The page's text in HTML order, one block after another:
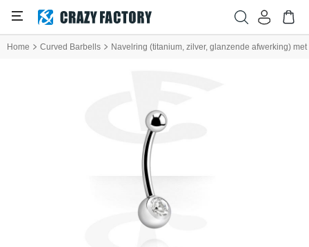
Home Curved Barbells Navelring (titanium, zilver, glanzende afwerking)